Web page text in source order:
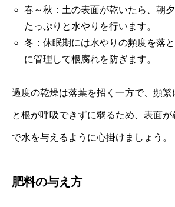
春～秋：土の表面が乾いたら、朝
たっぷりと水やりを行います。
冬：休眠期には水やりの頻度を落
に管理して根腐れを防ぎます。
過度の乾燥は落葉を招く一方で、頻繁
と根が呼吸できずに弱るため、表面
で水を与えるように心掛けましょう。
肥料の与え方